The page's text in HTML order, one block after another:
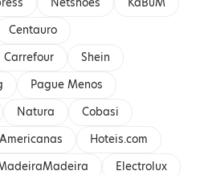
Centauro
Carrefour
Shein
Pague Menos
Natura
Cobasi
Americanas
Hoteis.com
Electrolux